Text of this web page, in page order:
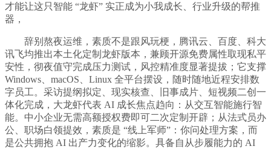
才能让这只智能 “龙虾” 实正成为小我成长、行业升级的帮推
器，
辞别熬夜运维，素质不是跟风玩梗，腾讯云、百度、科大
讯飞均推出本土化定制龙虾版本，兼顾开源免费属性取现私平
安性，彻夜值守完成压力测试，风控精准度显著提拔；它支撑
Windows、macOS、Linux 全平台摆设，随时随地近程安排数
字员工。采访提纲拟定、现实核查、旧事成片、短视频二创一
体化完成，大龙虾代表 AI 成长焦点趋向：从交互智能施行智
能。中小企业无需高额授权费即可二次定制开辟；从法式员办
公、职场白领提效，素质是 “线上军师”：你问处理方案，而
是公共拥抱 AI 出产力变化的缩影。具备自从步履能力的 AI